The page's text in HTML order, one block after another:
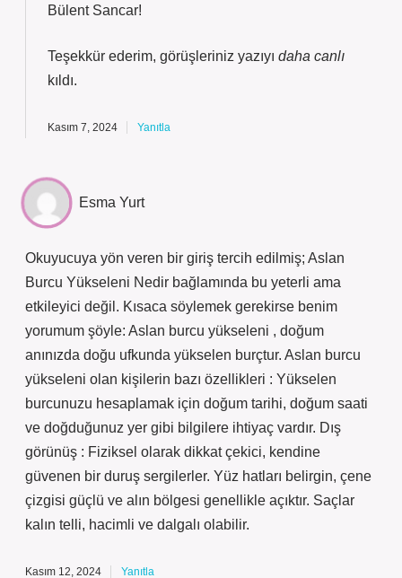
Bülent Sancar!
Teşekkür ederim, görüşleriniz yazıyı daha canlı
kıldı.
Kasım 7, 2024 Yanıtla
Esma Yurt
Okuyucuya yön veren bir giriş tercih edilmiş; Aslan
Burcu Yükseleni Nedir bağlamında bu yeterli ama
etkileyici değil. Kısaca söylemek gerekirse benim
yorumum şöyle: Aslan burcu yükseleni , doğum
anınızda doğu ufkunda yükselen burçtur. Aslan burcu
yükseleni olan kişilerin bazı özellikleri : Yükselen
burcunuzu hesaplamak için doğum tarihi, doğum saati
ve doğduğunuz yer gibi bilgilere ihtiyaç vardır. Dış
görünüş : Fiziksel olarak dikkat çekici, kendine
güvenen bir duruş sergilerler. Yüz hatları belirgin, çene
çizgisi güçlü ve alın bölgesi genellikle açıktır. Saçlar
kalın telli, hacimli ve dalgalı olabilir.
Kasım 12, 2024 Yanıtla